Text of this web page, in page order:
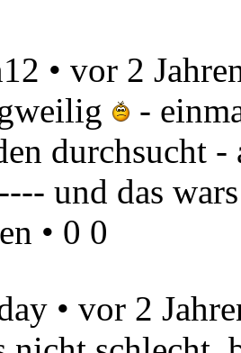
• vor 2
-
durchsucht
und das
• 0 0
• vor 2